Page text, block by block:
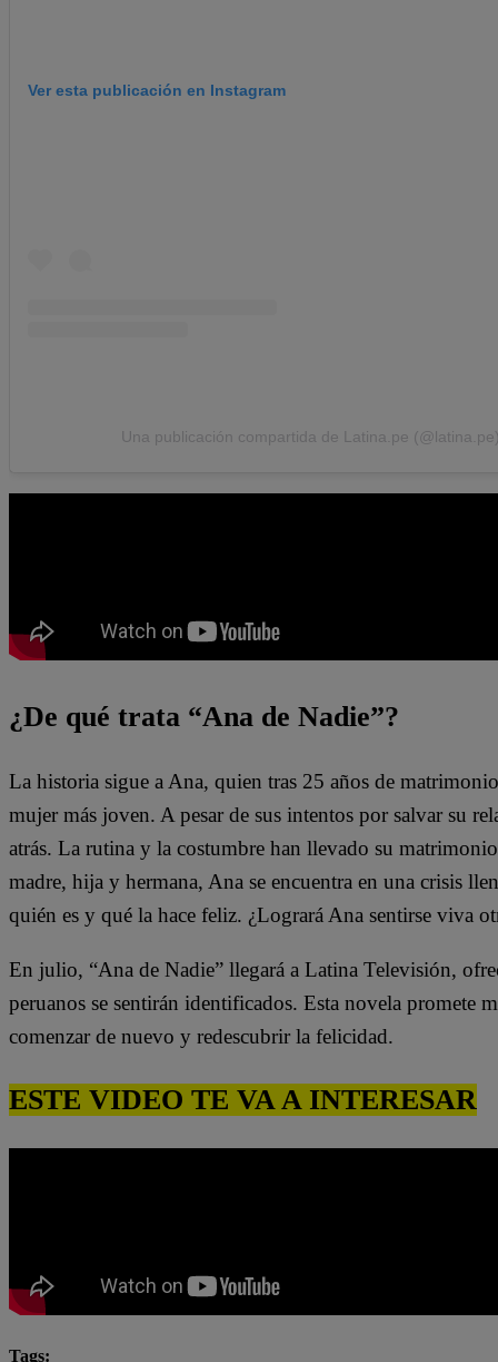
Ver esta publicación en Instagram
Una publicación compartida de Latina.pe
¿De qué trata “Ana de Nadie”?
La historia sigue a Ana, quien tras 25 años de
mujer más joven. A pesar de sus intentos por salvar su
atrás. La rutina y la costumbre han llevado su
madre, hija y hermana, Ana se encuentra en una crisis
quién es y qué la hace feliz. ¿Logrará Ana sentirse viva
En julio, “Ana de Nadie” llegará a Latina Televisión,
peruanos se sentirán identificados. Esta novela promete
comenzar de nuevo y redescubrir la felicidad.
ESTE VIDEO TE VA A INTERESAR
Tags: